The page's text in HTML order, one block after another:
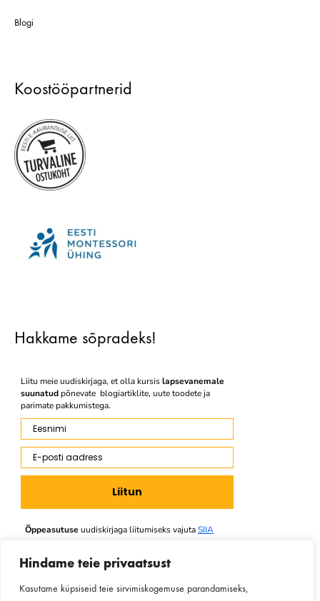
Hindame teie privaatsust
Kasutame küpsiseid teie sirvimiskogemuse parandamiseks,
Blogi
Koostööpartnerid
Hakkame sõpradeks!
Liitu meie uudiskirjaga, et olla kursislapsevanemale
suunatudpõnevate blogiartiklite, uute toodete ja
parimate pakkumistega.
Eesnimi
E-posti aadress
Liitun
Õppeasutuse uudiskirjaga liitumiseks vajutaSIIA